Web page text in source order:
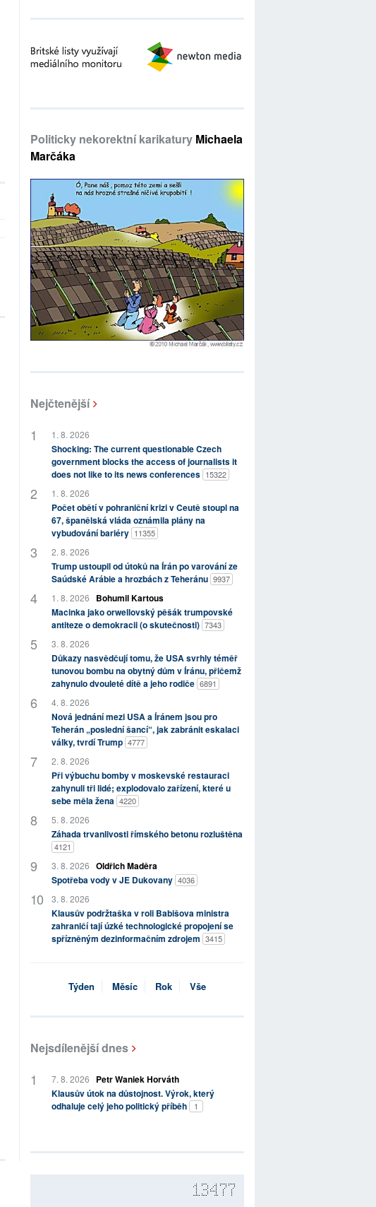
Politicky nekorektní karikatury Michaela
Marčáka
Nejčtenější
1. 8. 2026
Shocking: The current questionable Czech
government blocks the access of journalists it
does not like to its news conferences 15322
1. 8. 2026
Počet obětí v pohraniční krizi v Ceutě stoupl na
67, španělská vláda oznámila plány na
vybudování bariéry 11355
2. 8. 2026
Trump ustoupil od útoků na Írán po varování ze
Saúdské Arábie a hrozbách z Teheránu 9937
1. 8. 2026
Bohumil Kartous
Macinka jako orwellovský pěšák trumpovské
antiteze o demokracii (o skutečnosti) 7343
3. 8. 2026
Důkazy nasvědčují tomu, že USA svrhly téměř
tunovou bombu na obytný dům v Íránu, přičemž
zahynulo dvouleté dítě a jeho rodiče 6891
4. 8. 2026
Nová jednání mezi USA a Íránem jsou pro
Teherán „poslední šancí“, jak zabránit eskalaci
války, tvrdí Trump 4777
2. 8. 2026
Při výbuchu bomby v moskevské restauraci
zahynuli tři lidé; explodovalo zařízení, které u
sebe měla žena 4220
5. 8. 2026
Záhada trvanlivosti římského betonu rozluštěna
4121
3. 8. 2026 Oldřich Maděra
Spotřeba vody v JE Dukovany 4036
3. 8. 2026
Klausův podržtaška v roli Babišova ministra
zahraničí tají úzké technologické propojení se
spřízněným dezinformačním zdrojem 3415
Týden Měsíc Rok Vše
Nejsdílenější dnes
7. 8. 2026
Petr Waniek Horváth
Klausův útok na důstojnost. Výrok, který
odhaluje celý jeho politický příběh
1
13477